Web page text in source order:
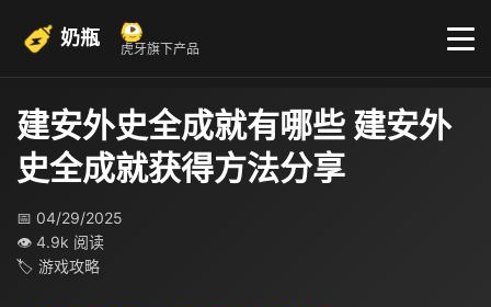
奶瓶 虎牙旗下产品
建安外史全成就有哪些 建安外
史全成就获得方法分享
📅 04/29/2025
👁 4.9k 阅读
🏷 游戏攻略